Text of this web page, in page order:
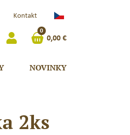
Kontakt
0
0,00€
NOVINKY
2ks